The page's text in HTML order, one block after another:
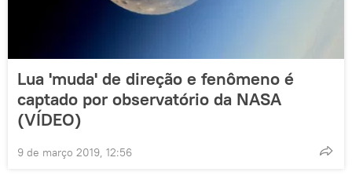
Lua 'muda' de direção e fenômeno é
captado por observatório da NASA
(VÍDEO)
9 de março 2019, 12:56